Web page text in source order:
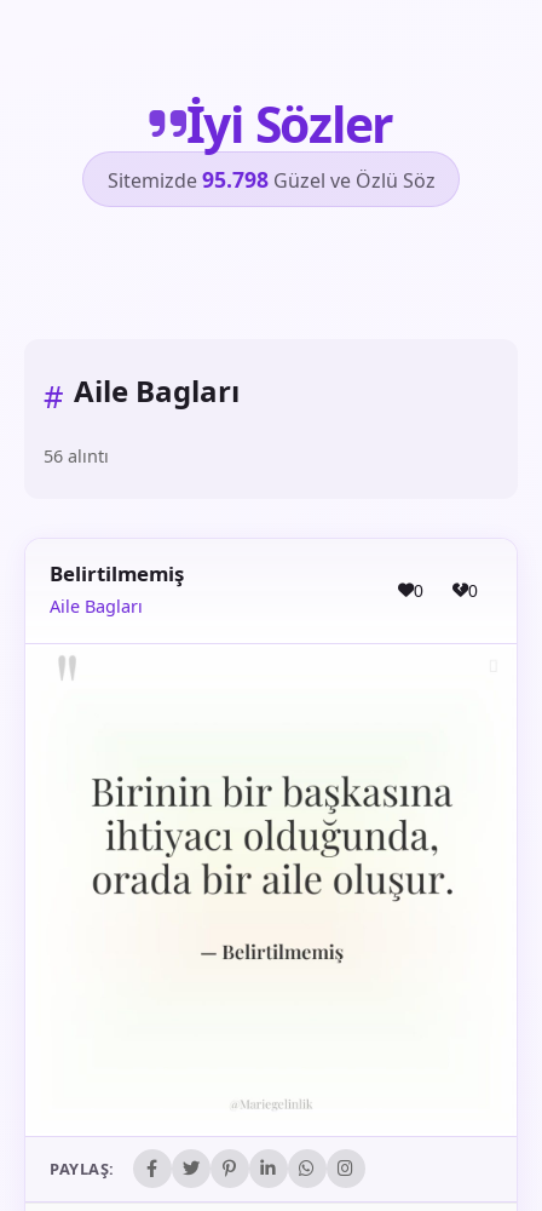
İyi Sözler
Sitemizde95.798Güzel ve Özlü Söz
# Aile Bagları
56 alıntı
Belirtilmemiş
Aile Bagları
0 0
PAYLAŞ: